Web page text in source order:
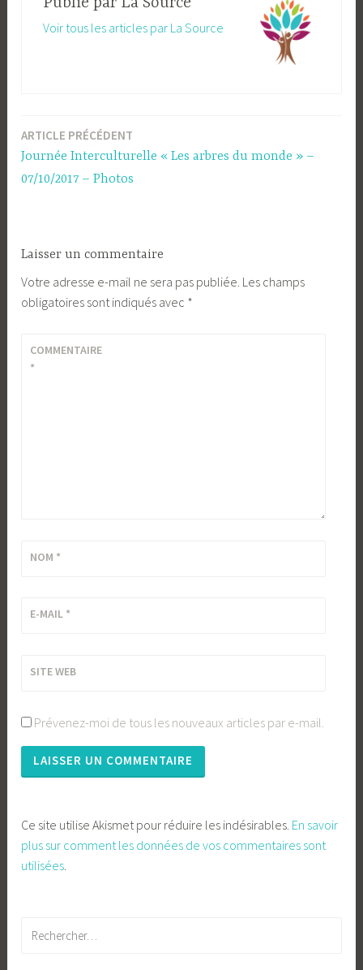
Voir tous les articles par La Source
Navigation
de
ARTICLE PRÉCÉDENT
Journée Interculturelle « Les arbres du monde » –
07/10/2017 – Photos
Laisser un commentaire
Votre adresse e-mail ne sera pas publiée. Les champs
obligatoires sont indiqués avec *
COMMENTAIRE
*
NOM *
E-MAIL *
SITE WEB
Prévenez-moi de tous les nouveaux articles par e-mail.
Ce site utilise Akismet pour réduire les indésirables. En savoir
plus sur comment les données de vos commentaires sont
utilisées